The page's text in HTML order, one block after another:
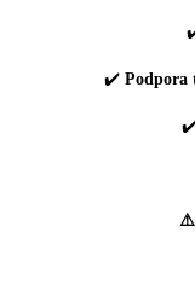
✔️ Podpora
✔️